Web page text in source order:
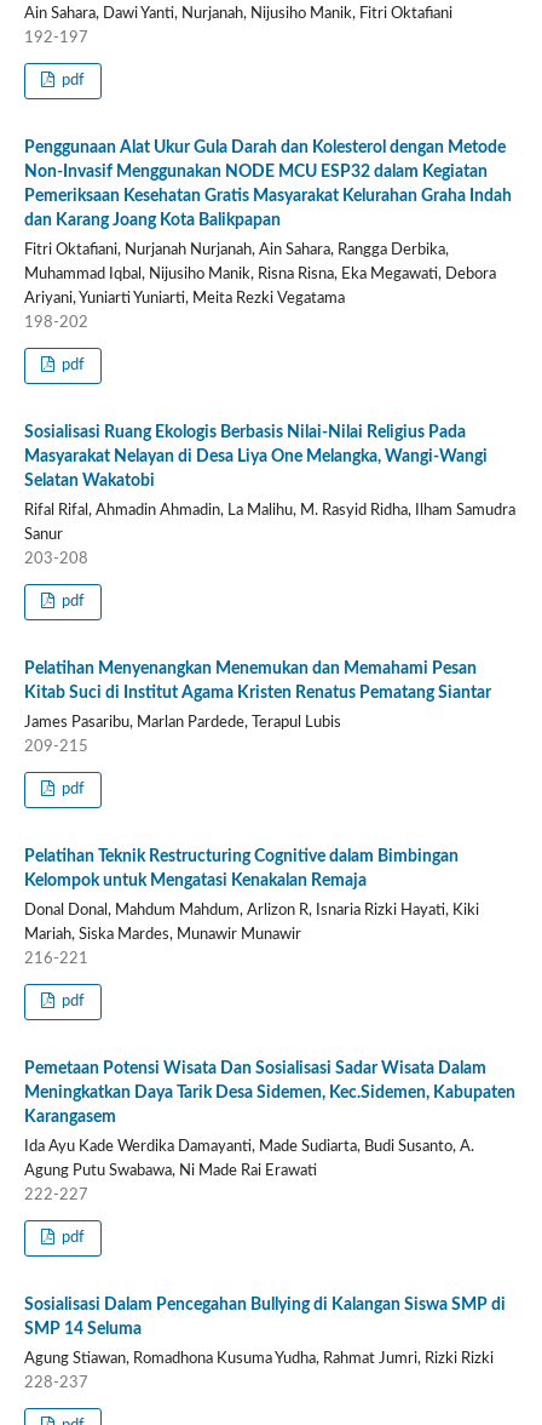
Ain Sahara, Dawi Yanti, Nurjanah, Nijusiho Manik, Fitri Oktafiani
192-197
pdf
Penggunaan Alat Ukur Gula Darah dan Kolesterol dengan Metode
Non-Invasif Menggunakan NODE MCU ESP32 dalam Kegiatan
Pemeriksaan Kesehatan Gratis Masyarakat Kelurahan Graha Indah
dan Karang Joang Kota Balikpapan
Fitri Oktafiani, Nurjanah Nurjanah, Ain Sahara, Rangga Derbika,
Muhammad Iqbal, Nijusiho Manik, Risna Risna, Eka Megawati, Debora
Ariyani, Yuniarti Yuniarti, Meita Rezki Vegatama
198-202
pdf
Sosialisasi Ruang Ekologis Berbasis Nilai-Nilai Religius Pada
Masyarakat Nelayan di Desa Liya One Melangka, Wangi-Wangi
Selatan Wakatobi
Rifal Rifal, Ahmadin Ahmadin, La Malihu, M. Rasyid Ridha, Ilham Samudra
Sanur
203-208
pdf
Pelatihan Menyenangkan Menemukan dan Memahami Pesan
Kitab Suci di Institut Agama Kristen Renatus Pematang Siantar
James Pasaribu, Marlan Pardede, Terapul Lubis
209-215
pdf
Pelatihan Teknik Restructuring Cognitive dalam Bimbingan
Kelompok untuk Mengatasi Kenakalan Remaja
Donal Donal, Mahdum Mahdum, Arlizon R, Isnaria Rizki Hayati, Kiki
Mariah, Siska Mardes, Munawir Munawir
216-221
pdf
Pemetaan Potensi Wisata Dan Sosialisasi Sadar Wisata Dalam
Meningkatkan Daya Tarik Desa Sidemen, Kec.Sidemen, Kabupaten
Karangasem
Ida Ayu Kade Werdika Damayanti, Made Sudiarta, Budi Susanto, A.
Agung Putu Swabawa, Ni Made Rai Erawati
222-227
pdf
Sosialisasi Dalam Pencegahan Bullying di Kalangan Siswa SMP di
SMP 14 Seluma
Agung Stiawan, Romadhona Kusuma Yudha, Rahmat Jumri, Rizki Rizki
228-237